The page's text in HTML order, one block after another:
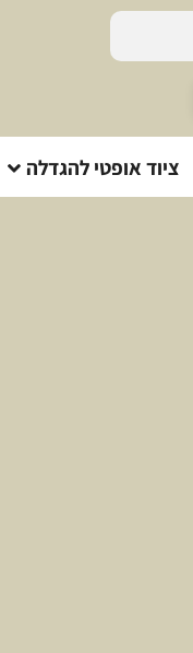
ציוד אופטי להגדלה